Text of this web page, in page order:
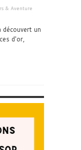
& Aventure
découvert un
d'or,